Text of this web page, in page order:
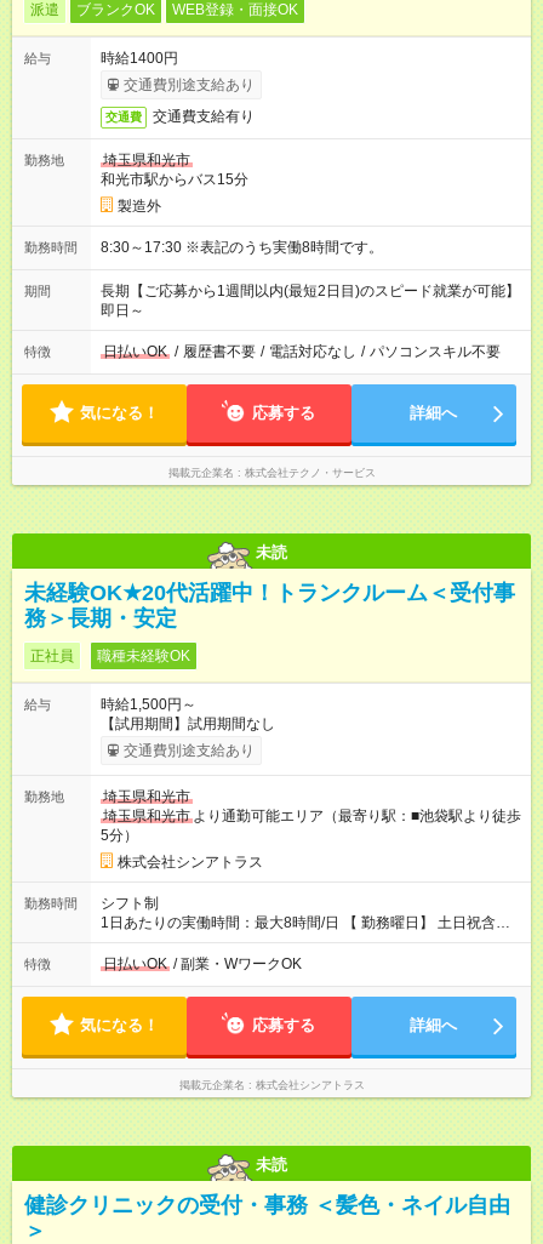
派遣 ブランクOK WEB登録・面接OK
給与
時給1400円
交通費別途支給あり
交通費 交通費支給有り
勤務地
埼玉県和光市
和光市駅からバス15分
製造外
勤務時間 8:30～17:30 ※表記のうち実働8時間です。
期間
長期【ご応募から1週間以内(最短2日目)のスピード就業が可能】
即日～
特徴 日払いOK / 履歴書不要 / 電話対応なし / パソコンスキル不要
気になる！ 応募する 詳細へ
掲載元企業名 株式会社テクノ・サービス
未読
未経験OK★20代活躍中！トランクルーム＜受付事
務＞長期・安定
正社員 職種未経験OK
給与
時給1,500円～
【試用期間】試用期間なし
交通費別途支給あり
勤務地
埼玉県和光市
埼玉県和光市 より通勤可能エリア（最寄り駅：■池袋駅より徒歩
5分）
株式会社シンアトラス
勤務時間
シフト制
1日あたりの実働時間：最大8時間/日 【 勤務曜日】 土日祝含む
シフト制 【 勤務時間 】 ・ 9：30～20：00 の間でシフト制（休
憩１h） ※残業はほとんどありません
特徴 日払いOK / 副業・WワークOK
気になる！ 応募する 詳細へ
掲載元企業名 株式会社シンアトラス
未読
健診クリニックの受付・事務 ＜髪色・ネイル自由
＞